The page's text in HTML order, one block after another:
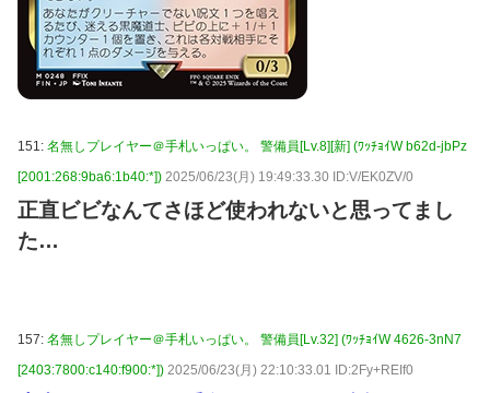
151: 名無しプレイヤー＠手札いっぱい。 警備員[Lv.8][新] (ﾜｯﾁｮｲW b62d-jbPz
[2001:268:9ba6:1b40:*]) 2025/06/23(月) 19:49:33.30 ID:V/EK0ZV/0
正直ビビなんてさほど使われないと思ってまし
た…
157: 名無しプレイヤー＠手札いっぱい。 警備員[Lv.32] (ﾜｯﾁｮｲW 4626-3nN7
[2403:7800:c140:f900:*]) 2025/06/23(月) 22:10:33.01 ID:2Fy+REIf0